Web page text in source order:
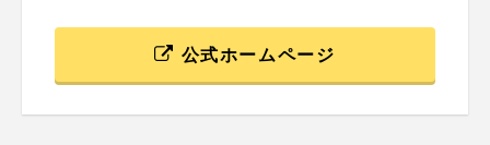
公式ホームページ